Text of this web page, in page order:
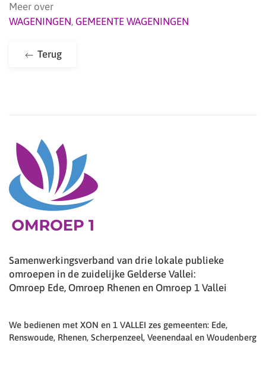
Meer over
WAGENINGEN, GEMEENTE WAGENINGEN
Terug
Samenwerkingsverband van drie lokale publieke
omroepen in de zuidelijke Gelderse Vallei:
Omroep Ede, Omroep Rhenen en Omroep 1 Vallei
We bedienen met XON en 1 VALLEI zes gemeenten: Ede,
Renswoude, Rhenen, Scherpenzeel, Veenendaal en Woudenberg